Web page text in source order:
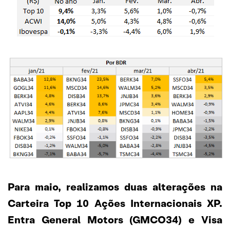
Para maio, realizamos duas alterações na
Carteira Top 10 Ações Internacionais XP.
Entra General Motors (GMCO34) e Visa